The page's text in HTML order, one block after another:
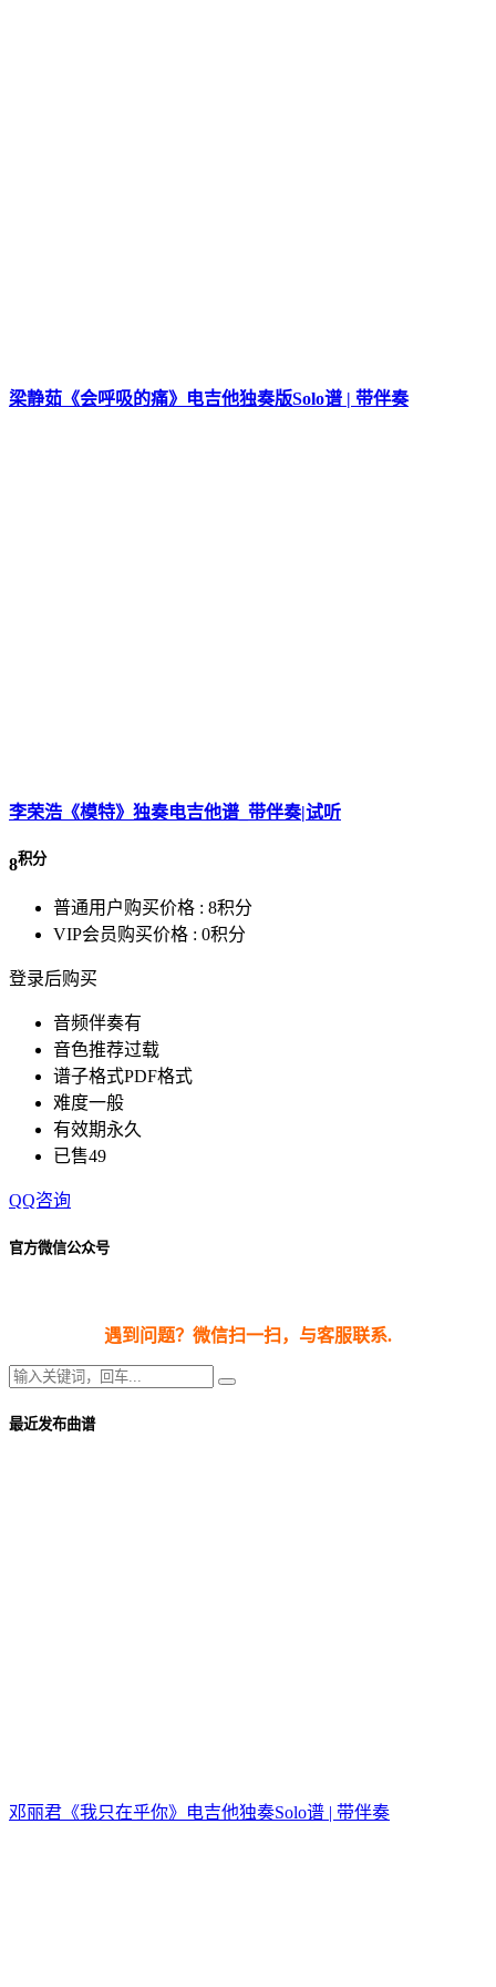
梁静茹《会呼吸的痛》电吉他独奏版Solo谱 | 带伴奏
李荣浩《模特》独奏电吉他谱_带伴奏|试听
8积分
普通用户购买价格 : 8积分
VIP会员购买价格 : 0积分
登录后购买
音频伴奏有
音色推荐过载
谱子格式PDF格式
难度一般
有效期永久
已售49
QQ咨询
官方微信公众号
遇到问题？微信扫一扫，与客服联系.
最近发布曲谱
邓丽君《我只在乎你》电吉他独奏Solo谱 | 带伴奏